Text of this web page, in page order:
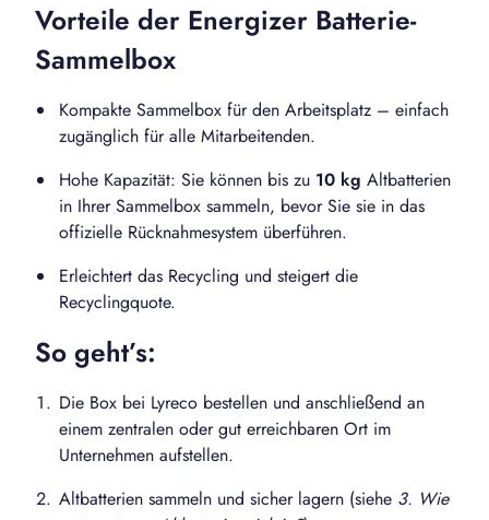
Vorteile der Energizer Batterie-
Sammelbox
Kompakte Sammelbox für den Arbeitsplatz – einfach
zugänglich für alle Mitarbeitenden.
Hohe Kapazität: Sie können bis zu 10 kg Altbatterien
in Ihrer Sammelbox sammeln, bevor Sie sie in das
offizielle Rücknahmesystem überführen.
Erleichtert das Recycling und steigert die
Recyclingquote.
So geht’s:
Die Box bei Lyreco bestellen und anschließend an
einem zentralen oder gut erreichbaren Ort im
Unternehmen aufstellen.
Altbatterien sammeln und sicher lagern (siehe 3. Wie